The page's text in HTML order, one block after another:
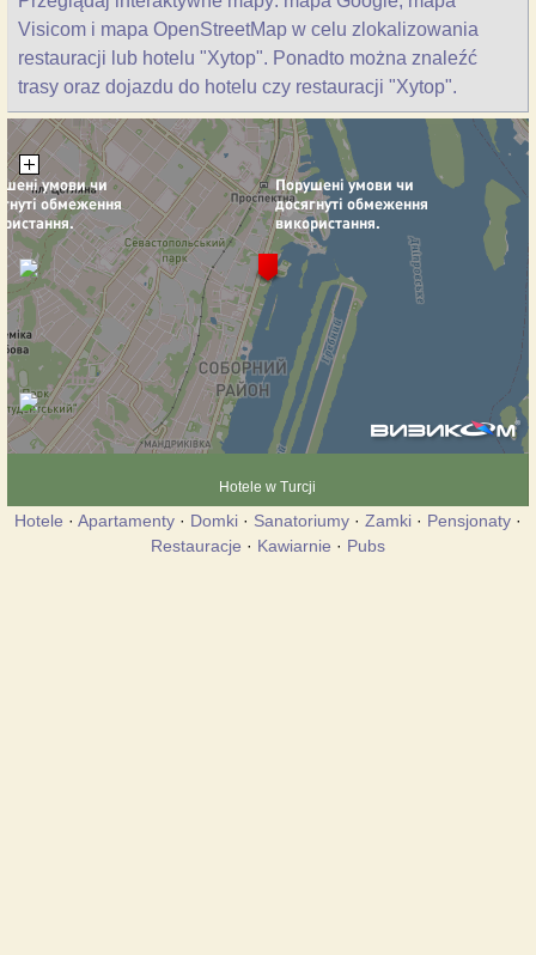
Visicom i mapa OpenStreetMap w celu zlokalizowania
restauracji lub hotelu "Xytop". Ponadto można znaleźć
trasy oraz dojazdu do hotelu czy restauracji "Xytop".
Hotele w Turcji
Hotele · Apartamenty · Domki · Sanatoriumy · Zamki · Pensjonaty ·
Restauracje · Kawiarnie · Pubs